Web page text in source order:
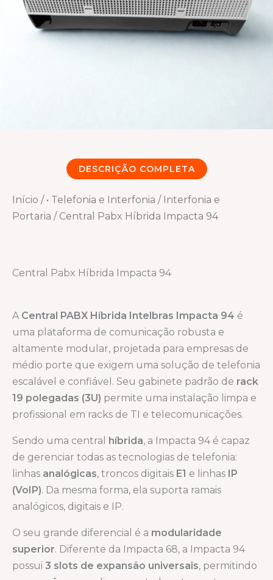
DESCRIÇÃO COMPLETA
Início / • Telefonia e Interfonia / Interfonia e
Portaria / Central Pabx Híbrida Impacta 94
Central Pabx Híbrida Impacta 94
A Central PABX Híbrida Intelbras Impacta 94 é
uma plataforma de comunicação robusta e
altamente modular, projetada para empresas de
médio porte que exigem uma solução de telefonia
escalável e confiável. Seu gabinete padrão de rack
19 polegadas (3U) permite uma instalação limpa e
profissional em racks de TI e telecomunicações.
Sendo uma central híbrida, a Impacta 94 é capaz
de gerenciar todas as tecnologias de telefonia:
linhas analógicas, troncos digitais E1 e linhas IP
(VoIP). Da mesma forma, ela suporta ramais
analógicos, digitais e IP.
O seu grande diferencial é a modularidade
superior. Diferente da Impacta 68, a Impacta 94
possui 3 slots de expansão universais, permitindo